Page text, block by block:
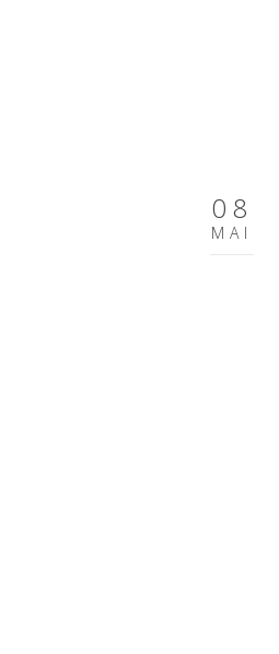
08
MAI